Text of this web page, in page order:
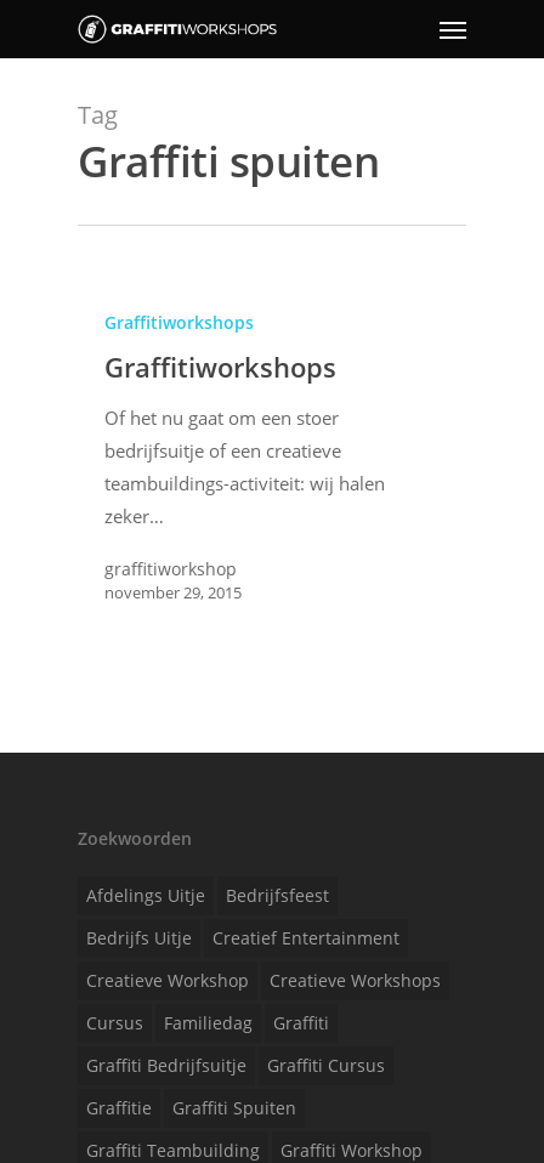
Tag
Graffiti spuiten
Graffitiworkshops
Graffitiworkshops
Of het nu gaat om een stoer
bedrijfsuitje of een creatieve
teambuildings-activiteit: wij halen
zeker…
graffitiworkshop
november 29, 2015
Zoekwoorden
Afdelings Uitje
Bedrijfsfeest
Bedrijfs Uitje
Creatief Entertainment
Creatieve Workshop
Creatieve Workshops
Cursus
Familiedag
Graffiti
Graffiti Bedrijfsuitje
Graffiti Cursus
Graffitie
Graffiti Spuiten
Graffiti Teambuilding
Graffiti Workshop